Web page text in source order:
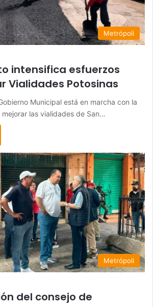
Metrópoli
intensifica esfuerzos
Vialidades Potosinas
Municipal está en marcha con la
las vialidades de San…
Metrópoli
del consejo de